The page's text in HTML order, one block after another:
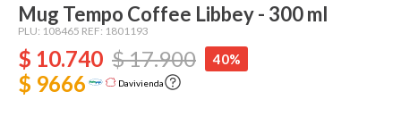
Mug Tempo Coffee Libbey - 300 ml
PLU: 108465 REF: 1801193
$ 10.740 $17.900 40%
$ 9666 Davivienda
Carters
Silla Mecedora Bebé
Bebes